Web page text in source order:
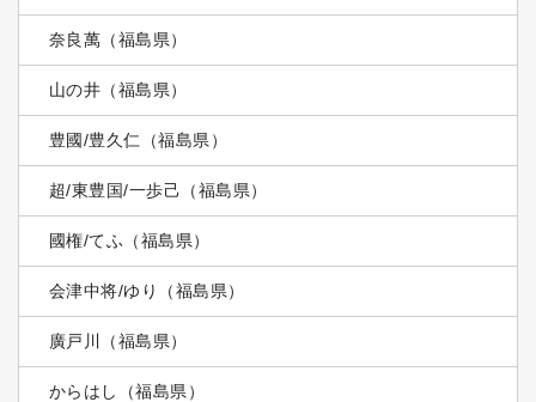
奈良萬（福島県）
山の井（福島県）
豊國/豊久仁（福島県）
超/東豊国/一歩己（福島県）
國権/てふ（福島県）
会津中将/ゆり（福島県）
廣戸川（福島県）
からはし（福島県）